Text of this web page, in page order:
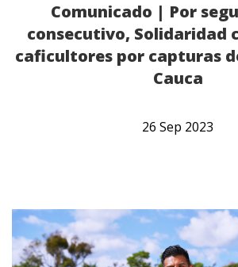
Comunicado | Por
consecutivo, Solidaridad
caficultores por capturas
Cauca
26 Sep 2023